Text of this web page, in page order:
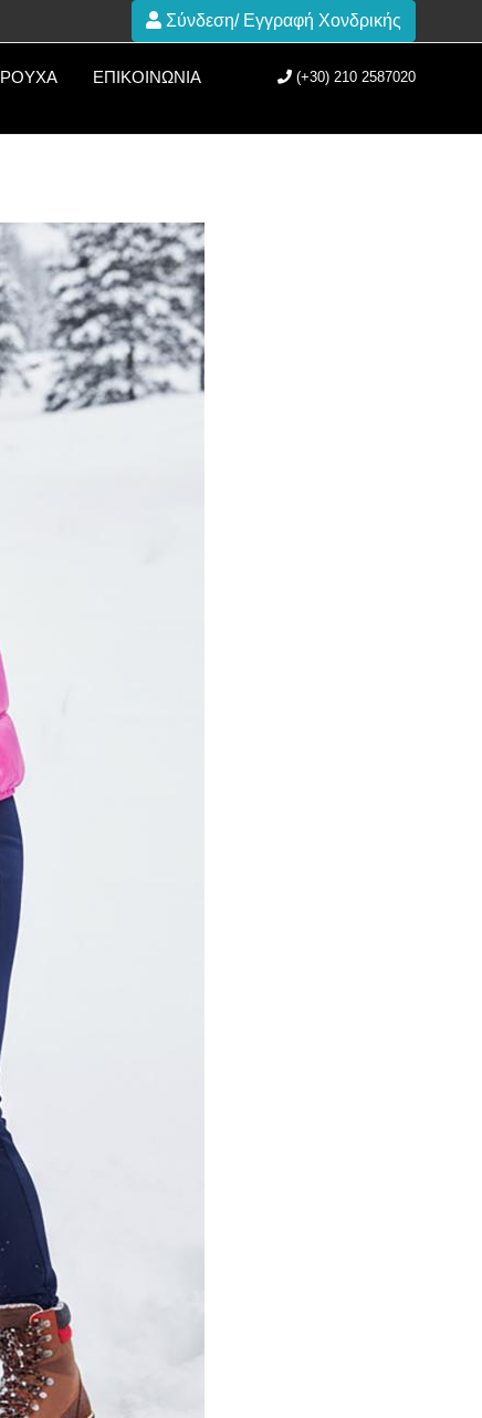
Σύνδεση/ Εγγραφή Χονδρικής
ΡΟΎΧΑ ΕΠΙΚΟΙΝΩΝΊΑ (+30) 210 2587020